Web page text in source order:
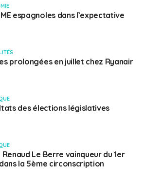
en Espagne
espagnoles dans l’expectative
prolongées en juillet chez Ryanair
des élections législatives
Renaud Le Berre vainqueur du 1er
la 5ème circonscription